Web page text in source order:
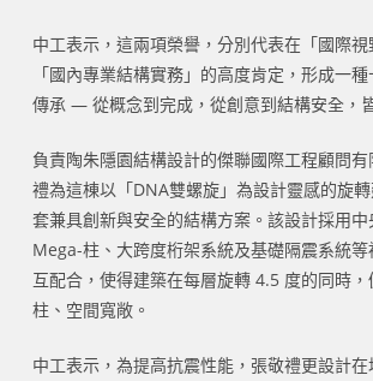
中工表示，這兩項榮譽，分別代表在「國際
「國內專業結構實務」的高度肯定，形成一
傳承 — 從概念到完成，從創意到結構安全，
負責陶朱隱園結構設計的傑聯國際工程顧問
禮為這棟以「DNA雙螺旋」為設計靈感的旋
套兼具創新與安全的結構方案。該設計採用中
Mega-柱、大跨度桁架系統及基礎隔震系統
互配合，使得建築在每層旋轉 4.5 度的同時
柱、空間寬敞。
中工表示，為提高抗震性能，張敬禮更設計